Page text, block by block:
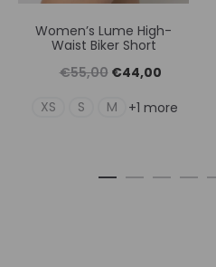
Women’s Lume High-
Waist Biker Short
€55,00 Original
price
€44,00Η
€44,00.
XS S M +1 more